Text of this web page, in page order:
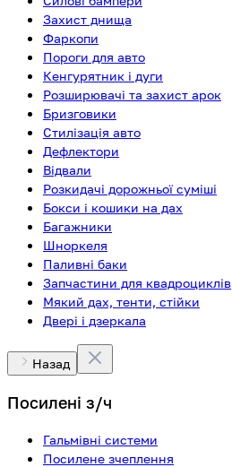
Захист днища
Фаркопи
Пороги для авто
Кенгурятник і дуги
Розширювачі та захист арок
Бризговики
Стилізація авто
Дефлектори
Відвали
Розкидачі дорожньої суміші
Бокси і кошики на дах
Багажники
Шноркеля
Паливні баки
Запчастини для квадроциклів
Мякий дах, тенти, стійки
Двері і дзеркала
Назад
Посилені з/ч
Гальмівні системи
Посилене зчеплення